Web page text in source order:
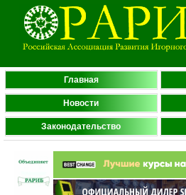
Главная
Новости
Законодательство